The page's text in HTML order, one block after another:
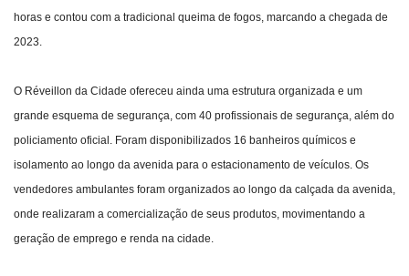
horas e contou com a tradicional queima de fogos, marcando a chegada de
2023.
O Réveillon da Cidade ofereceu ainda uma estrutura organizada e um
grande esquema de segurança, com 40 profissionais de segurança, além do
policiamento oficial. Foram disponibilizados 16 banheiros químicos e
isolamento ao longo da avenida para o estacionamento de veículos. Os
vendedores ambulantes foram organizados ao longo da calçada da avenida,
onde realizaram a comercialização de seus produtos, movimentando a
geração de emprego e renda na cidade.